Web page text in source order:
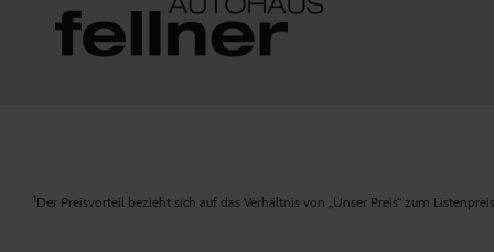
1Der Preisvorteil bezieht sich auf das Verhältnis von „Unser Preis“ zum